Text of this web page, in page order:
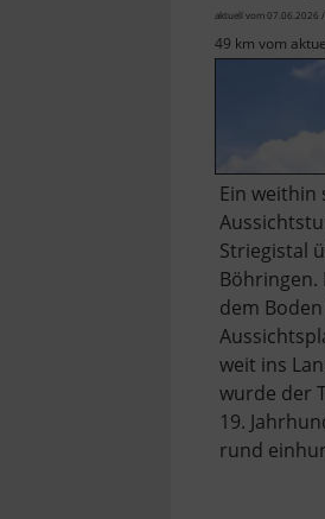
aktuell vom 07.06.2026
49 km vom
Ein weithin
Striegistal
Böhringen.
dem
weit ins
wurde der
19.
rund